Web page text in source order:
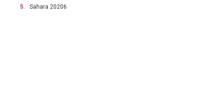
5. Sahara 20206